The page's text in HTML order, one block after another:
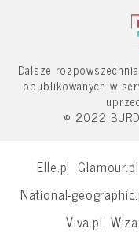
Dalsze
opublikowanych w
© 2022
Elle.pl Glamour.pl
National-
Viva.pl